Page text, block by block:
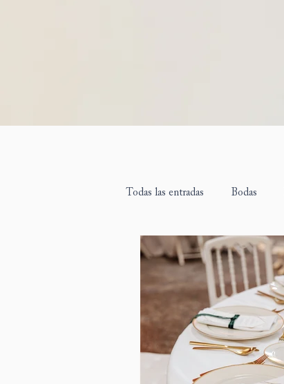
Todas las entradas Bodas